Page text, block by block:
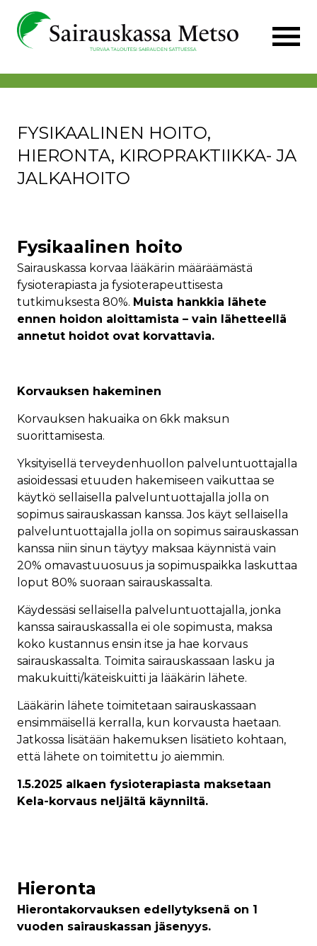
FYSIKAALINEN HOITO,
HIERONTA, KIROPRAKTIIKKA- JA
JALKAHOITO
Fysikaalinen hoito
Sairauskassa korvaa lääkärin määräämästä
fysioterapiasta ja fysioterapeuttisesta
tutkimuksesta 80%. Muista hankkia lähete
ennen hoidon aloittamista – vain lähetteellä
annetut hoidot ovat korvattavia.
Korvauksen hakeminen
Korvauksen hakuaika on 6kk maksun
suorittamisesta.
Yksityisellä terveydenhuollon palveluntuottajalla
asioidessasi etuuden hakemiseen vaikuttaa se
käytkö sellaisella palveluntuottajalla jolla on
sopimus sairauskassan kanssa. Jos käyt sellaisella
palveluntuottajalla jolla on sopimus sairauskassan
kanssa niin sinun täytyy maksaa käynnistä vain
20% omavastuuosuus ja sopimuspaikka laskuttaa
loput 80% suoraan sairauskassalta.
Käydessäsi sellaisella palveluntuottajalla, jonka
kanssa sairauskassalla ei ole sopimusta, maksa
koko kustannus ensin itse ja hae korvaus
sairauskassalta. Toimita sairauskassaan lasku ja
makukuitti/käteiskuitti ja lääkärin lähete.
Lääkärin lähete toimitetaan sairauskassaan
ensimmäisellä kerralla, kun korvausta haetaan.
Jatkossa lisätään hakemuksen lisätieto kohtaan,
että lähete on toimitettu jo aiemmin.
1.5.2025 alkaen fysioterapiasta maksetaan
Kela-korvaus neljältä käynniltä.
Hieronta
Hierontakorvauksen edellytyksenä on 1
vuoden sairauskassan jäsenyys.